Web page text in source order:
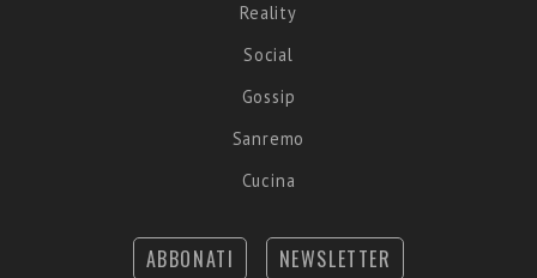
Reality
Social
Gossip
Sanremo
Cucina
ABBONATI NEWSLETTER